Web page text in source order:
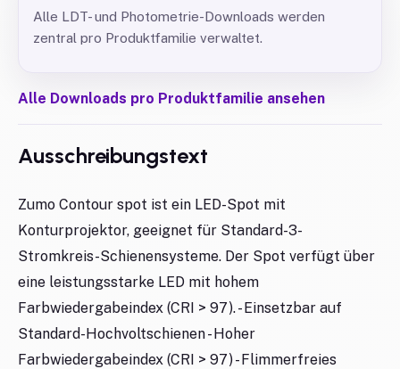
Alle LDT- und Photometrie-Downloads werden
zentral pro Produktfamilie verwaltet.
Alle Downloads pro Produktfamilie ansehen
Ausschreibungstext
Zumo Contour spot ist ein LED-Spot mit
Konturprojektor, geeignet für Standard-3-
Stromkreis-Schienensysteme. Der Spot verfügt über
eine leistungsstarke LED mit hohem
Farbwiedergabeindex (CRI > 97). - Einsetzbar auf
Standard-Hochvoltschienen - Hoher
Farbwiedergabeindex (CRI > 97) - Flimmerfreies